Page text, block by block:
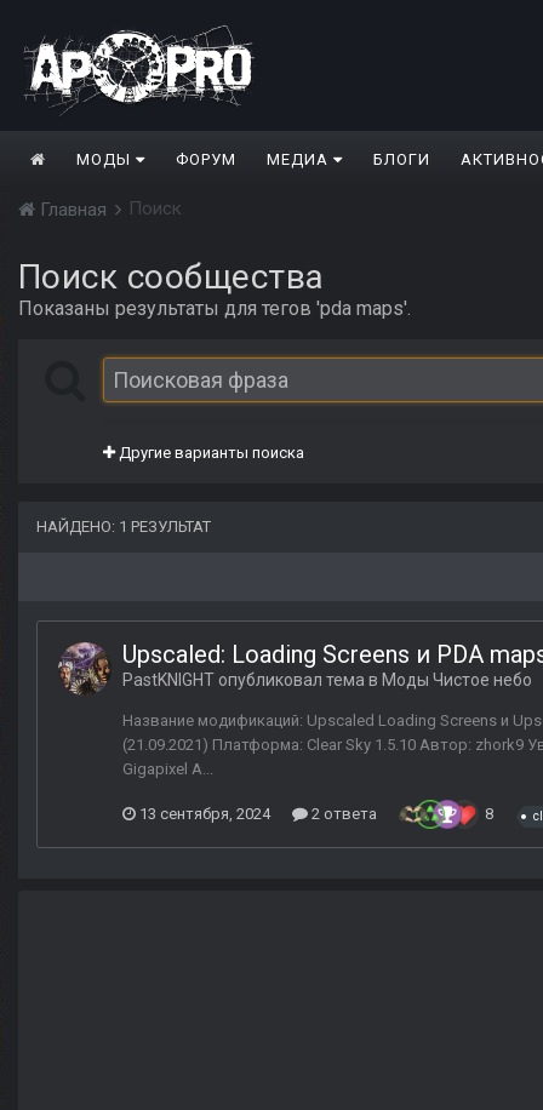
МОДЫ ФОРУМ МЕДИА БЛОГИ
Главная Поиск
Поиск сообщества
Показаны результаты для тегов 'pda maps'.
Другие варианты поиска
НАЙДЕНО: 1 РЕЗУЛЬТАТ
Upscaled: Loading Screens и PDA
PastKNIGHT опубликовал тема в Моды Чистое небо
Название модификаций: Upscaled Loading Screens и
(21.09.2021) Платформа: Clear Sky 1.5.10 Автор: zhork9
Gigapixel A...
13 сентября, 2024 2 ответа 8